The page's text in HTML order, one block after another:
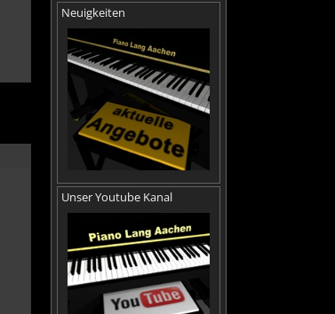
Neuigkeiten
Unser Youtube Kanal